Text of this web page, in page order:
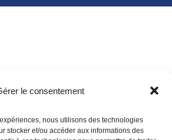
le consentement
nous utilisons des technologies
stocker et/ou accéder aux informations des